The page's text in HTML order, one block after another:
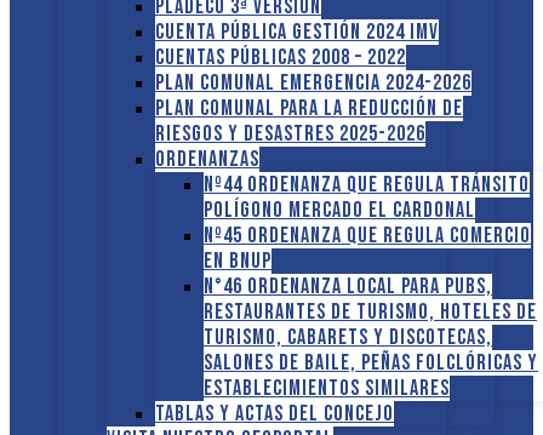
PLADECO 3ª VERSIÓN
CUENTA PÚBLICA GESTIÓN 2024 IMV
Cuentas Públicas 2008 – 2022
PLAN COMUNAL EMERGENCIA 2024-2026
PLAN COMUNAL PARA LA REDUCCIÓN DE
RIESGOS Y DESASTRES 2025-2026
ORDENANZAS
Nº44 Ordenanza que regula tránsito
Polígono Mercado El Cardonal
Nº45 Ordenanza que regula comercio
en BNUP
N°46 Ordenanza local para pubs,
restaurantes de turismo, hoteles de
turismo, cabarets y discotecas,
salones de baile, peñas folclóricas y
establecimientos similares
Tablas y Actas del Concejo